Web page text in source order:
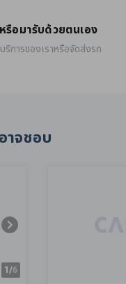
รือมารับด้วยตนเอง
การของเราหรือจัดส่งรถ
จชอบ
1/6